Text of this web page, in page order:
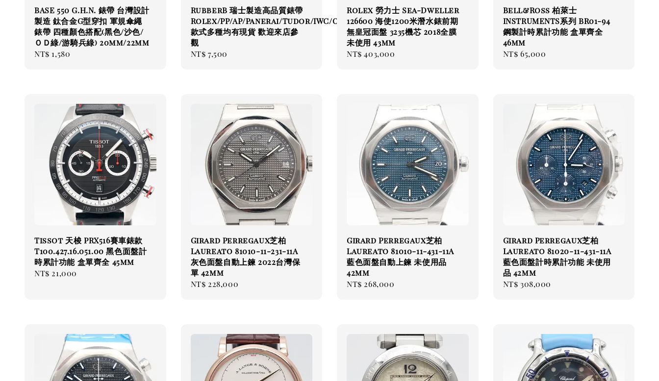
BASE 550 G.H.N. 錶帶 台灣設計
製造 鈦合金G型穿扣 軍規傘繩
錶帶 四種顏色搭配(黑色/沙色/
ＯＤ綠/游騎兵綠) 20mm/22mm
Regular
NT$ 1,580
RubberB 瑞士製造高品質錶帶
Rolex/PP/AP/Panerai/Tudor/IWC/Omega/Breitling
款式多種均有現貨 歡迎來店參
觀
Regular
NT$ 7,500
Rolex 勞力士 Sea-Dweller
126600 海使1200米潛水錶前期
無皇冠面盤 3235機芯 2018全膜
未使用 43mm
Regular
NT$ 403,000
Bell&Ross 柏萊士
INSTRUMENTS系列 BR01-94
鋼製計時累計功能 盒單齊全
46mm
Regular
NT$ 65,000
Tissot 天梭 PRX516賽車錶款
T100.427.16.051.00 黑色面盤計
時累計功能 盒單齊全 45mm
Regular
NT$ 21,000
Girard Perregaux芝柏
Laureato 81010-11-231-11A
灰色面盤自動上鍊 2022台灣保
單 42mm
Regular
NT$ 228,000
Girard Perregaux芝柏
Laureato 81010-11-431-11A
藍色面盤自動上鍊 未使用品
42mm
Regular
NT$ 268,000
Girard Perregaux芝柏
Laureato 81020-11-431-11A
藍色面盤計時累計功能 未使用
品 42mm
Regular
NT$ 308,000